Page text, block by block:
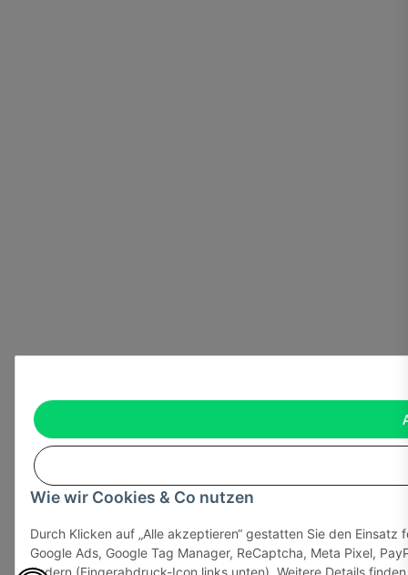
Wie wir Cookies & Co nutzen
Durch Klicken auf „Alle akzeptieren“ gestatten Sie den
Google Ads, Google Tag Manager, ReCaptcha, Meta Pixel,
ändern (Fingerabdruck-Icon links unten). Weitere Details